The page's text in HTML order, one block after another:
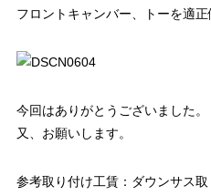
フロントキャンバー、トーを適正
今回はありがとうございました。
又、お願いします。
参考取り付け工賃：ダウンサ